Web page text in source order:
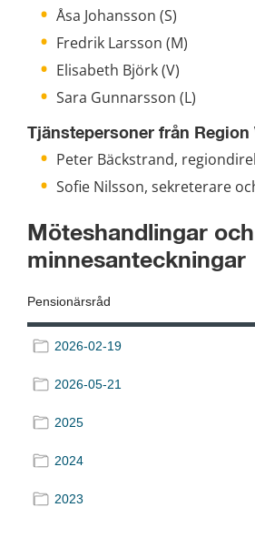
Åsa Johansson (S)
Fredrik Larsson (M)
Elisabeth Björk (V)
Sara Gunnarsson (L)
Tjänstepersoner från Region
Peter Bäckstrand,
Sofie Nilsson, sekreterare
Möteshandlingar och
minnesanteckningar
Pensionärsråd
2026-02-19
2026-05-21
2025
2024
2023